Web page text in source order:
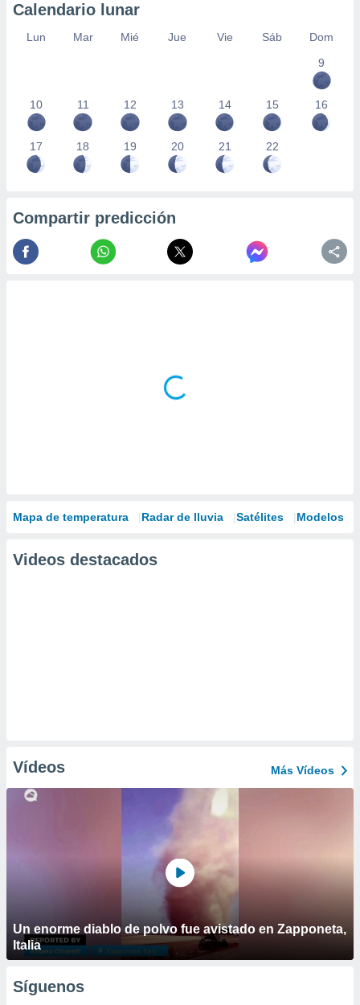
Calendario lunar
Lun Mar Mié Jue Vie Sáb
Dom
9
10 11 12 13 14 15 16
17 18 19 20 21 22
Compartir predicción
Mapa de temperatura Radar de lluvia Satélites Modelos
Videos destacados
Vídeos Más Vídeos
Un enorme diablo de polvo fue avistado en Zapponeta,
Italia
Síguenos